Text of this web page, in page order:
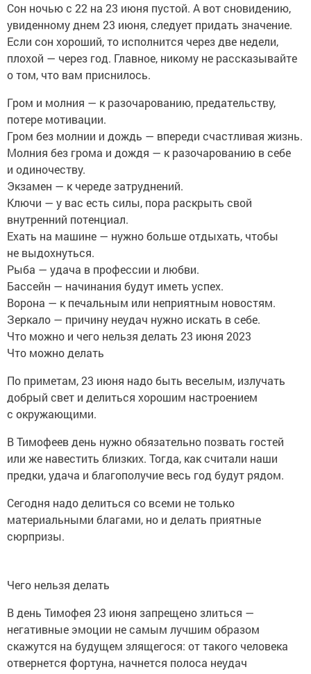
Сон ночью с 22 на 23 июня пустой. А вот сновидению,
увиденному днем 23 июня, следует придать значение.
Если сон хороший, то исполнится через две недели,
плохой — через год. Главное, никому не рассказывайте
о том, что вам приснилось.
Гром и молния — к разочарованию, предательству,
потере мотивации.
Гром без молнии и дождь — впереди счастливая жизнь.
Молния без грома и дождя — к разочарованию в себе
и одиночеству.
Экзамен — к череде затруднений.
Ключи — у вас есть силы, пора раскрыть свой
внутренний потенциал.
Ехать на машине — нужно больше отдыхать, чтобы
не выдохнуться.
Рыба — удача в профессии и любви.
Бассейн — начинания будут иметь успех.
Ворона — к печальным или неприятным новостям.
Зеркало — причину неудач нужно искать в себе.
Что можно и чего нельзя делать 23 июня 2023
Что можно делать
По приметам, 23 июня надо быть веселым, излучать
добрый свет и делиться хорошим настроением
с окружающими.
В Тимофеев день нужно обязательно позвать гостей
или же навестить близких. Тогда, как считали наши
предки, удача и благополучие весь год будут рядом.
Сегодня надо делиться со всеми не только
материальными благами, но и делать приятные
сюрпризы.
Чего нельзя делать
В день Тимофея 23 июня запрещено злиться —
негативные эмоции не самым лучшим образом
скажутся на будущем злящегося: от такого человека
отвернется фортуна, начнется полоса неудач